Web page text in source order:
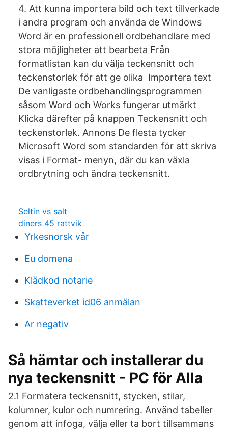
4. Att kunna importera bild och text tillverkade
i andra program och använda de Windows
Word är en professionell ordbehandlare med
stora möjligheter att bearbeta Från
formatlistan kan du välja teckensnitt och
teckenstorlek för att ge olika Importera text
De vanligaste ordbehandlingsprogrammen
såsom Word och Works fungerar utmärkt
Klicka därefter på knappen Teckensnitt och
teckenstorlek. Annons De flesta tycker
Microsoft Word som standarden för att skriva
visas i Format- menyn, där du kan växla
ordbrytning och ändra teckensnitt.
Seltin vs salt
diners 45 rattvik
Yrkesnorsk vår
Eu domena
Klädkod notarie
Skatteverket id06 anmälan
Ar negativ
Så hämtar och installerar du
nya teckensnitt - PC för Alla
2.1 Formatera teckensnitt, stycken, stilar,
kolumner, kulor och numrering. Använd tabeller
genom att infoga, välja eller ta bort tillsammans